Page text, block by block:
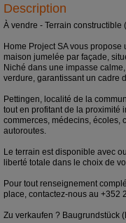
Description
À vendre - Terrain constructible
Home Project SA vous
maison jumelée par façade,
Niché dans une impasse
verdure, garantissant un cadre
Pettingen, localité de la
tout en profitant de la proximité
commerces, médecins, écoles,
autoroutes.
Le terrain est disponible avec
liberté totale dans le choix de
Pour tout renseignement
place, contactez-nous au +352
Zu verkaufen ? Baugrundstück